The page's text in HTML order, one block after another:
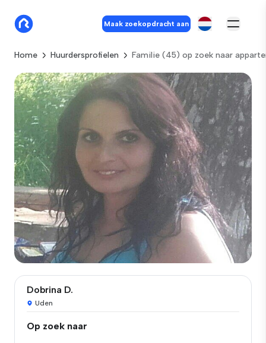
Maak zoekopdracht aan
Home Huurdersprofielen Familie (45) op zoek naar
Dobrina D.
Uden
Op zoek naar